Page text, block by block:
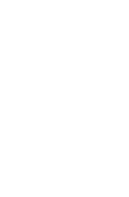
040 228